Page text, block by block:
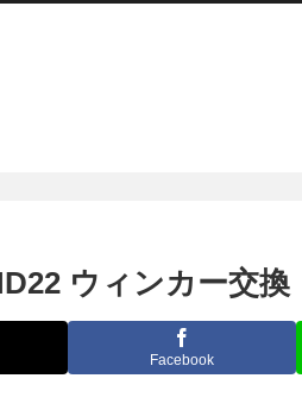
ウィンカー交換
Facebook